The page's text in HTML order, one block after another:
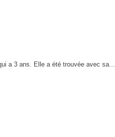
a 3 ans. Elle a été trouvée avec sa...